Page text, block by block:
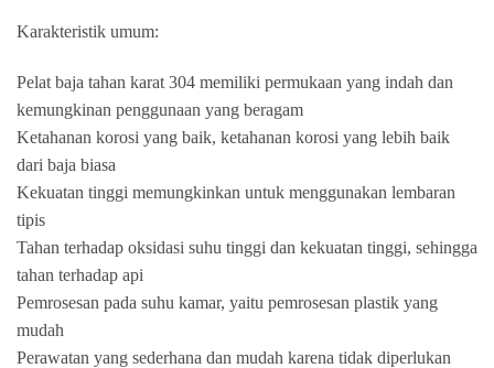
Karakteristik umum:
Pelat baja tahan karat 304 memiliki permukaan yang indah dan
kemungkinan penggunaan yang beragam
Ketahanan korosi yang baik, ketahanan korosi yang lebih baik
dari baja biasa
Kekuatan tinggi memungkinkan untuk menggunakan lembaran
tipis
Tahan terhadap oksidasi suhu tinggi dan kekuatan tinggi, sehingga
tahan terhadap api
Pemrosesan pada suhu kamar, yaitu pemrosesan plastik yang
mudah
Perawatan yang sederhana dan mudah karena tidak diperlukan